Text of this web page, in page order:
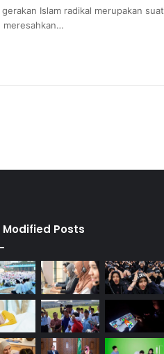
Islam radikal merupakan
meresahkan…
Modified Posts